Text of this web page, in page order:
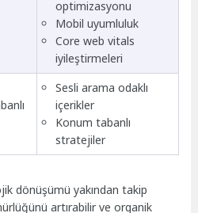
optimizasyonu
Mobil uyumluluk
Core web vitals
iyileştirmeleri
Sesli arama odaklı
içerikler
Konum tabanlı
stratejiler
dönüşümü yakından takip
artırabilir ve organik